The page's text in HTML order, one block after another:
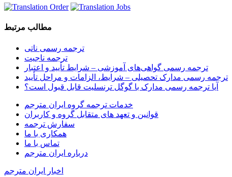
مطالب مرتبط
ترجمه رسمی ناتی
ترجمه ناجیت
ترجمه رسمی گواهی‌های آموزشی – شرایط تأیید و اعتبار
ترجمه رسمی مدارک تحصیلی – شرایط، الزامات و مراحل تأیید
آیا ترجمه رسمی مدارک با گوگل ترنسلیت قابل قبول است؟
خدمات ترجمه گروه ایران مترجم
قوانین و تعهد های متقابل گروه و کاربران
سفارش ترجمه
همکاری با ما
تماس با ما
درباره ایران مترجم
اخبار ایران مترجم